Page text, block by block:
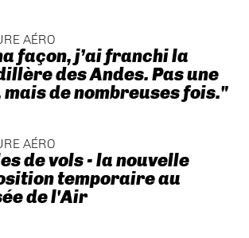
AÉRO
façon, j’ai franchi la
des Andes. Pas une
de nombreuses fois."
AÉRO
de vols - la nouvelle
temporaire au
de l'Air